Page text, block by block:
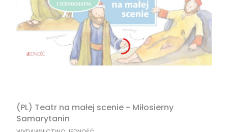
(PL) Teatr na małej scenie - Miłosierny
Samarytanin
PRODUCENT